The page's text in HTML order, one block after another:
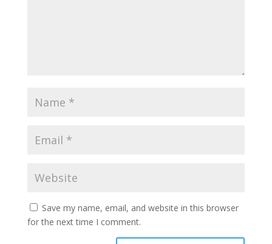
Save my name, email, and website in this browser
for the next time I comment.